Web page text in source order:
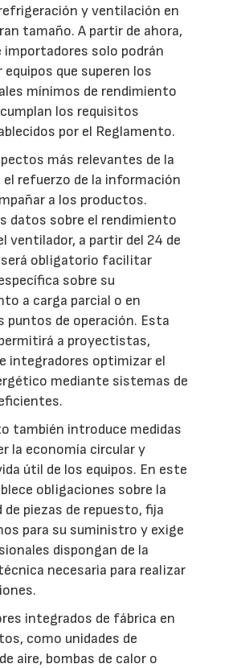
y ventilación en
tamaño. A partir de ahora,
solo podrán
que superen los
mínimos de rendimiento
los requisitos
por el Reglamento.
más relevantes de la
refuerzo de la información
a los productos.
datos sobre el rendimiento
ventilador, a partir del 24 de
obligatorio facilitar
sobre su
a carga parcial o en
puntos de operación. Esta
a proyectistas,
integradores optimizar el
mediante sistemas de
también introduce medidas
la economía circular y
útil de los equipos. En este
obligaciones sobre la
de piezas de repuesto, fija
para su suministro y exige
dispongan de la
necesaria para realizar
integrados de fábrica en
como unidades de
aire, bombas de calor o